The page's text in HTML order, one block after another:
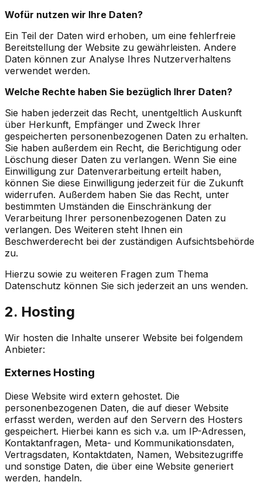
Wofür nutzen wir Ihre Daten?
Ein Teil der Daten wird erhoben, um eine fehlerfreie
Bereitstellung der Website zu gewährleisten. Andere
Daten können zur Analyse Ihres Nutzerverhaltens
verwendet werden.
Welche Rechte haben Sie bezüglich Ihrer Daten?
Sie haben jederzeit das Recht, unentgeltlich Auskunft
über Herkunft, Empfänger und Zweck Ihrer
gespeicherten personenbezogenen Daten zu erhalten.
Sie haben außerdem ein Recht, die Berichtigung oder
Löschung dieser Daten zu verlangen. Wenn Sie eine
Einwilligung zur Datenverarbeitung erteilt haben,
können Sie diese Einwilligung jederzeit für die Zukunft
widerrufen. Außerdem haben Sie das Recht, unter
bestimmten Umständen die Einschränkung der
Verarbeitung Ihrer personenbezogenen Daten zu
verlangen. Des Weiteren steht Ihnen ein
Beschwerderecht bei der zuständigen Aufsichtsbehörde
zu.
Hierzu sowie zu weiteren Fragen zum Thema
Datenschutz können Sie sich jederzeit an uns wenden.
2. Hosting
Wir hosten die Inhalte unserer Website bei folgendem
Anbieter:
Externes Hosting
Diese Website wird extern gehostet. Die
personenbezogenen Daten, die auf dieser Website
erfasst werden, werden auf den Servern des Hosters
gespeichert. Hierbei kann es sich v.a. um IP-Adressen,
Kontaktanfragen, Meta- und Kommunikationsdaten,
Vertragsdaten, Kontaktdaten, Namen, Websitezugriffe
und sonstige Daten, die über eine Website generiert
werden, handeln.